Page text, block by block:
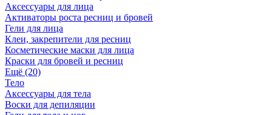
Аксессуары для лица
Активаторы роста ресниц и бровей
Гели для лица
Клеи, закрепители для ресниц
Косметические маски для лица
Краски для бровей и ресниц
Ещё (20)
Тело
Аксессуары для тела
Воски для депиляции